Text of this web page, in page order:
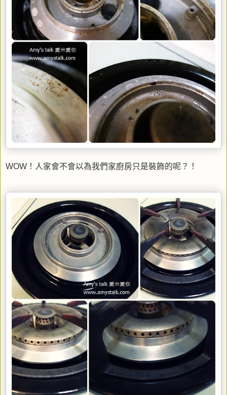
WOW！人家會不會以為我們家廚房只是裝飾的呢？！